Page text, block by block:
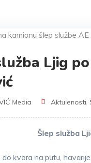
Ljig
Media Aktulenosti,
Šlep služba
kvara na putu,